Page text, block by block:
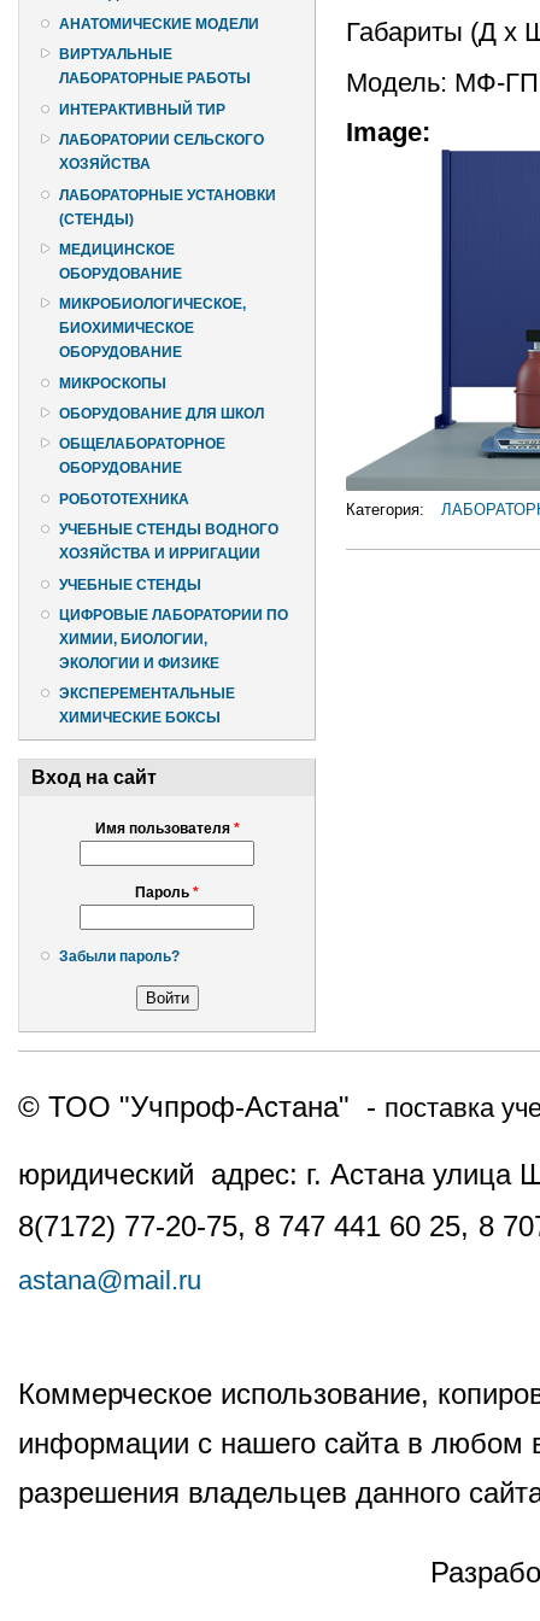
АНАТОМИЧЕСКИЕ МОДЕЛИ
ВИРТУАЛЬНЫЕ
ЛАБОРАТОРНЫЕ РАБОТЫ
ИНТЕРАКТИВНЫЙ ТИР
ЛАБОРАТОРИИ СЕЛЬСКОГО
ХОЗЯЙСТВА
ЛАБОРАТОРНЫЕ УСТАНОВКИ
(СТЕНДЫ)
МЕДИЦИНСКОЕ
ОБОРУДОВАНИЕ
МИКРОБИОЛОГИЧЕСКОЕ,
БИОХИМИЧЕСКОЕ
ОБОРУДОВАНИЕ
МИКРОСКОПЫ
ОБОРУДОВАНИЕ ДЛЯ ШКОЛ
ОБЩЕЛАБОРАТОРНОЕ
ОБОРУДОВАНИЕ
РОБОТОТЕХНИКА
УЧЕБНЫЕ СТЕНДЫ ВОДНОГО
ХОЗЯЙСТВА И ИРРИГАЦИИ
УЧЕБНЫЕ СТЕНДЫ
ЦИФРОВЫЕ ЛАБОРАТОРИИ ПО
ХИМИИ, БИОЛОГИИ,
ЭКОЛОГИИ И ФИЗИКЕ
ЭКСПЕРЕМЕНТАЛЬНЫЕ
ХИМИЧЕСКИЕ БОКСЫ
Вход на сайт
Имя пользователя *
Пароль *
Забыли пароль?
Габариты (Д х
Модель: МФ-ГП
Image:
Категория:
© ТОО "Учпроф-Астана" - поставка
юридический адрес: г. Астана
8(7172) 77-20-75, 8 747 441 60 25, 8
astana@mail.ru
Коммерческое использование,
информации с нашего сайта в любом
разрешения владельцев данного